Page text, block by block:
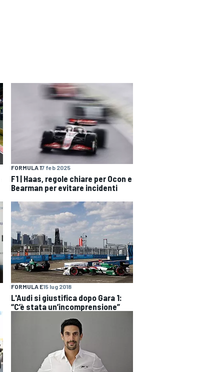
FORMULA 17 feb 2025
F1 | Haas, regole chiare per Ocon e
Bearman per evitare incidenti
FORMULA E15 lug 2018
L'Audi si giustifica dopo Gara 1:
“C’è stata un’incomprensione”